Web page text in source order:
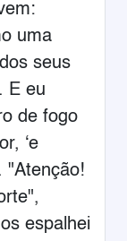
uma
seus
E eu
de fogo
‘e
"Atenção!
espalhei